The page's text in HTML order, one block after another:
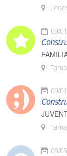
09/
09/
08/